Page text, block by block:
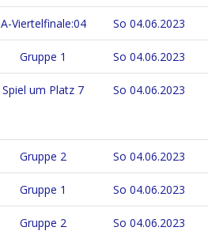
A-Viertelfinale:04 So 04.06.2023
Gruppe 1 So 04.06.2023
Spiel um Platz 7 So 04.06.2023
Gruppe 2 So 04.06.2023
Gruppe 1 So 04.06.2023
Gruppe 2 So 04.06.2023